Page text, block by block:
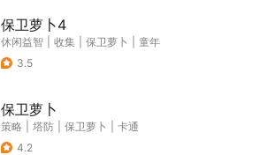
保卫萝卜4
休闲益智 收集 保卫萝卜
童年
3.5
保卫萝卜
策略 塔防 保卫萝卜
卡通
4.2